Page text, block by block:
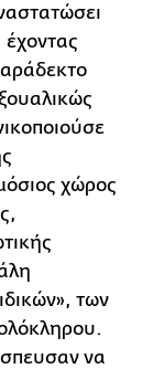
έχοντας
χώρος
των
να